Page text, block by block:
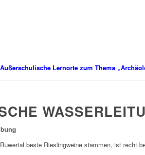
Außerschulische Lernorte zum Thema
beste Rieslingweine stammen, ist recht